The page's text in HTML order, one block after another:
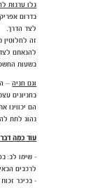
גלו ערנות
בדרום
לצד הדרך.
זה לחלוטין
להנאתם
בשעות
וגם חניה–
בחניונים
הם יכווינו
נהוג לתת להם
עוד כמה
- שימו לב:
לרכבים
- בכיכר